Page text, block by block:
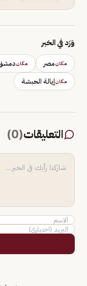
وَرَد في الخبر
مكانمصر مكان
مكانإيالة الحبشة
التعليقات(
0
)